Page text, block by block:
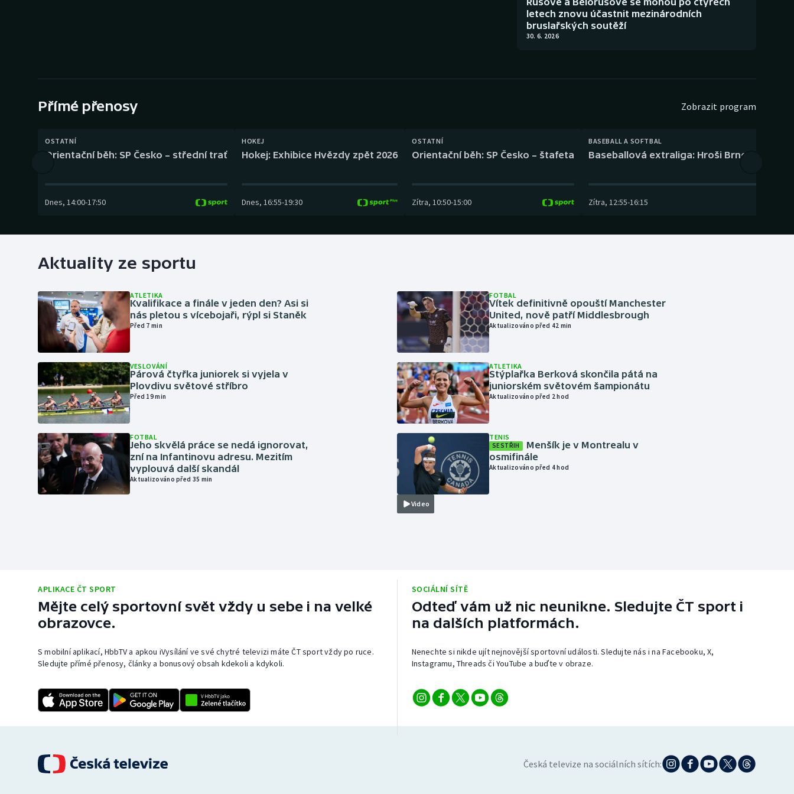
letech znovu účastnit mezinárodních
bruslařských soutěží
30. 6. 2026
Přímé přenosy Zobrazit program
OSTATNÍ
Orientační běh: SP Česko – střední trať
Dnes, 14:00-17:50
HOKEJ
Hokej: Exhibice Hvězdy zpět 2026
Dnes, 16:55-19:30
OSTATNÍ
Orientační běh: SP Česko – štafeta
Zítra, 10:50-15:00
BASEBALL A SOFTBAL
Baseballová extraliga: Hroši Brno – Eagles
Zítra, 12:55-16:15
Aktuality ze sportu
ATLETIKA
Kvalifikace a finále v jeden den? Asi si
nás pletou s vícebojaři, rýpl si Staněk
Před 7 min
VESLOVÁNÍ
Párová čtyřka juniorek si vyjela v
Plovdivu světové stříbro
Před 19 min
FOTBAL
Jeho skvělá práce se nedá ignorovat,
zní na Infantinovu adresu. Mezitím
vyplouvá další skandál
Aktualizováno před 35 min
FOTBAL
Vítek definitivně opouští Manchester
United, nově patří Middlesbrough
Aktualizováno před 42 min
ATLETIKA
Stýplařka Berková skončila pátá na
juniorském světovém šampionátu
Aktualizováno před 2 hod
Video
TENIS
SESTŘIH
Menšík je v Montrealu v
osmifinále
Aktualizováno před 4 hod
APLIKACE ČT SPORT
Mějte celý sportovní svět vždy u sebe i na velké
obrazovce.
S mobilní aplikací, HbbTV a apkou iVysílání ve své chytré televizi máte ČT sport vždy po ruce.
Sledujte přímé přenosy, články a bonusový obsah kdekoli a kdykoli.
SOCIÁLNÍ SÍTĚ
Odteď vám už nic neunikne. Sledujte ČT sport i
na dalších platformách.
Nenechte si nikde ujít nejnovější sportovní události. Sledujte nás i na Facebooku, X,
Instagramu, Threads či YouTube a buďte v obraze.
Česká televize na sociálních sítích: